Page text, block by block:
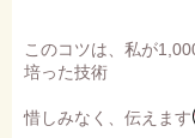
このコツは、私が
培った技術
惜しみなく、伝えます